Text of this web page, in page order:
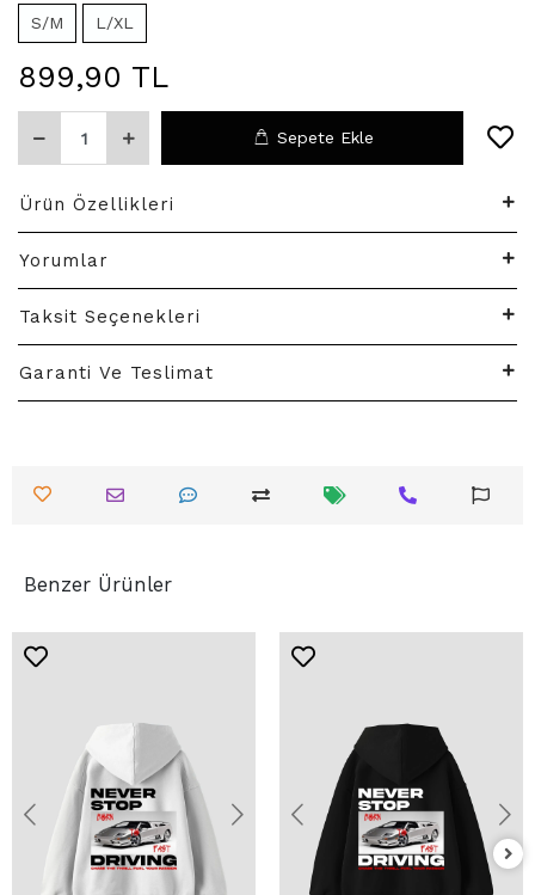
S/M L/XL
899,90 TL
Sepete Ekle
Ürün Özellikleri
Yorumlar
Taksit Seçenekleri
Garanti Ve Teslimat
Benzer Ürünler